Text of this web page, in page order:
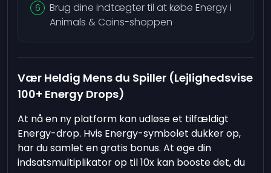
Brug dine indtægter til at købe Energy i
Animals & Coins-shoppen
Vær Heldig Mens du Spiller (Lejlighedsvise
100+ Energy Drops)
At nå en ny platform kan udløse et tilfældigt
Energy-drop. Hvis Energy-symbolet dukker op,
har du samlet en gratis bonus. At øge din
indsatsmultiplikator op til 10x kan booste det, du